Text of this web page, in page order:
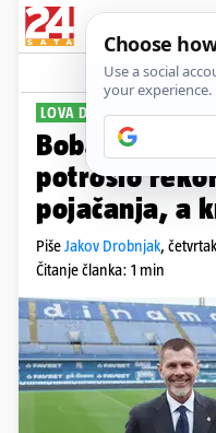
LOVA DO KROVA
Boban
potrošio
pojačanja, a
PišeJakov Drobnjak,
Čitanje članka: 1 min